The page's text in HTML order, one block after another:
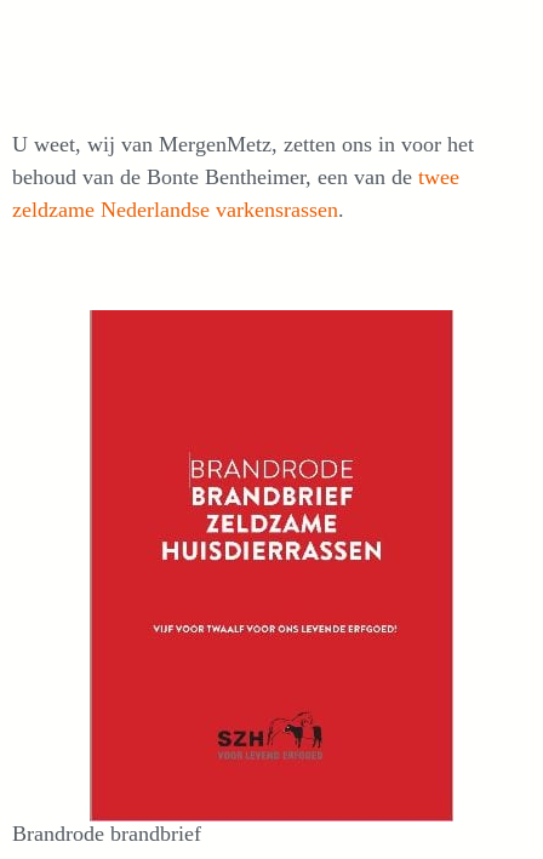
U weet, wij van MergenMetz, zetten ons in voor het
behoud van de Bonte Bentheimer, een van de twee
zeldzame Nederlandse varkensrassen.
Brandrode brandbrief